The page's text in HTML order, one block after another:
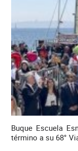
Buque Escuela
término a su 68°